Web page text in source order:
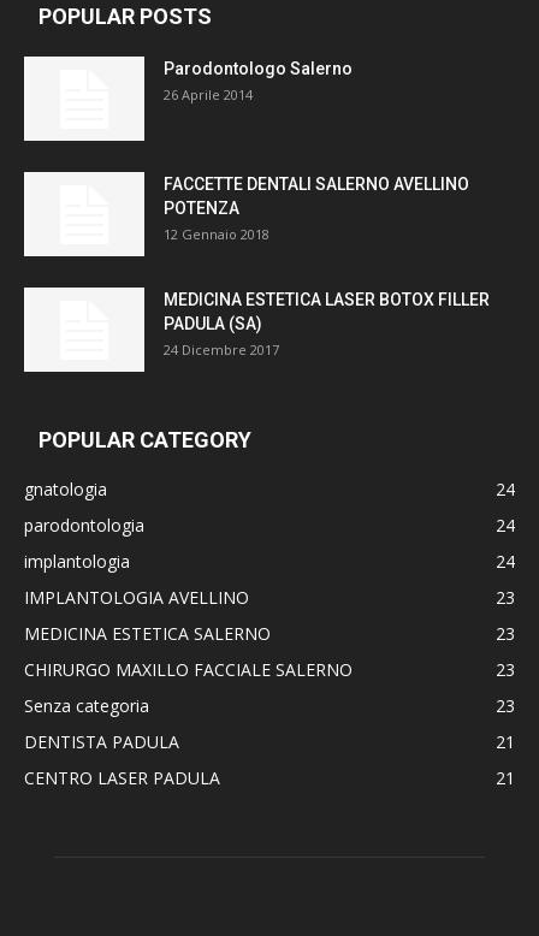
POPULAR POSTS
Parodontologo Salerno
26 Aprile 2014
FACCETTE DENTALI SALERNO AVELLINO
POTENZA
12 Gennaio 2018
MEDICINA ESTETICA LASER BOTOX FILLER
PADULA (SA)
24 Dicembre 2017
POPULAR CATEGORY
gnatologia
24
parodontologia
24
implantologia
24
IMPLANTOLOGIA AVELLINO
23
MEDICINA ESTETICA SALERNO
23
CHIRURGO MAXILLO FACCIALE SALERNO
23
Senza categoria
23
DENTISTA PADULA
21
CENTRO LASER PADULA
21